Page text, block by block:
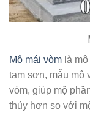
Mộ mái vòm là
tam sơn, mẫu mộ
vòm, giúp mộ
thủy hơn so với